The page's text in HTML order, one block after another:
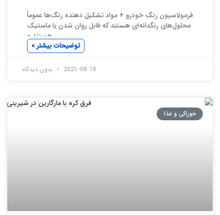
فرمولاسیون رنگ خودرو + مواد تشکیل دهنده رنگ‌ها عموماً
محلول‌های رنگدانه‌ای هستند که قابل روان شدن یا ماستیک
هستند و
توضیحات بیشتر »
2021-08-18 بدون دیدگاه
خوراکی و غذا